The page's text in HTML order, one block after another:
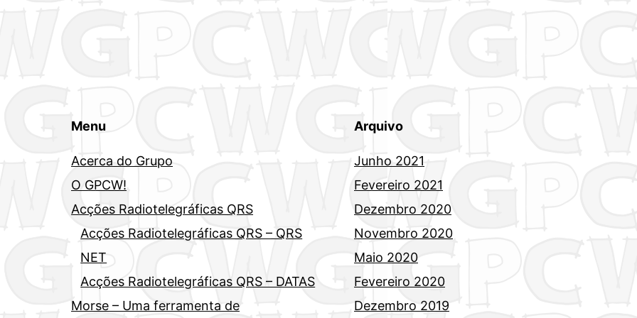
Menu
Acerca do Grupo
O GPCW!
Acções Radiotelegráficas QRS
Acções Radiotelegráficas QRS – QRS
NET
Acções Radiotelegráficas QRS – DATAS
Morse – Uma ferramenta de
Arquivo
Junho 2021
Fevereiro 2021
Dezembro 2020
Novembro 2020
Maio 2020
Fevereiro 2020
Dezembro 2019